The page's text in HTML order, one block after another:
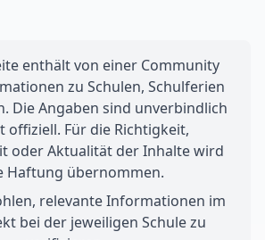
enthält von einer Community
zu Schulen, Schulferien
Die Angaben sind unverbindlich
offiziell. Für die Richtigkeit,
oder Aktualität der Inhalte wird
Haftung übernommen.
relevante Informationen im
bei der jeweiligen Schule zu